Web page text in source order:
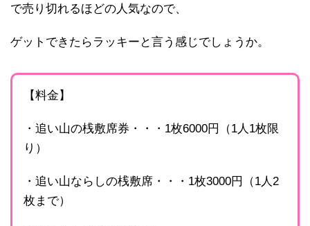
で売り切れるほどの人気なので、
ゲットできたらラッキーと言う感じでしょうか。
【料金】
・追い山の桟敷席券・・・1枚6000円（1人1枚限
り）
・追い山ならしの桟敷席・・・1枚3000円（1人2
枚まで）